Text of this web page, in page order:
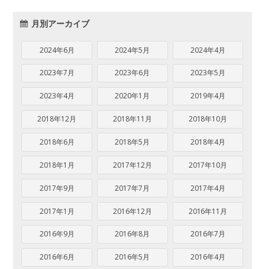
月別アーカイブ
2024年6月 2024年5月 2024年4月
2023年7月 2023年6月 2023年5月
2023年4月 2020年1月 2019年4月
2018年12月 2018年11月 2018年10月
2018年6月 2018年5月 2018年4月
2018年1月 2017年12月 2017年10月
2017年9月 2017年7月 2017年4月
2017年1月 2016年12月 2016年11月
2016年9月 2016年8月 2016年7月
2016年6月 2016年5月 2016年4月